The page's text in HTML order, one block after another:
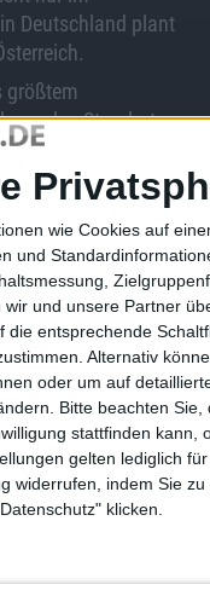
wie Cookies auf
und
und unsere Partner
entsprechende
Alternativ
oder um auf
Bitte beachten Sie,
stattfinden kann,
gelten lediglich
widerrufen, indem Sie
klicken.
Deutschland plant
größtem
den Standort
Jobs a…